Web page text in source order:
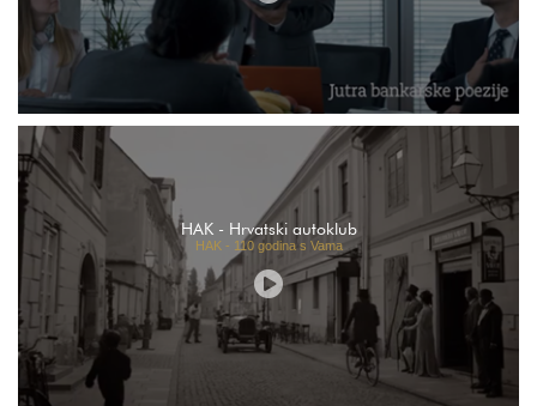
HAK - Hrvatski autoklub
HAK - 110 godina s Vama